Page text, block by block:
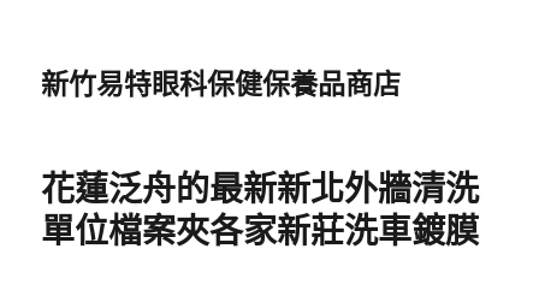
新竹易特眼科保健保養品商店
花蓮泛舟的最新新北外牆清洗
單位檔案夾各家新莊洗車鍍膜